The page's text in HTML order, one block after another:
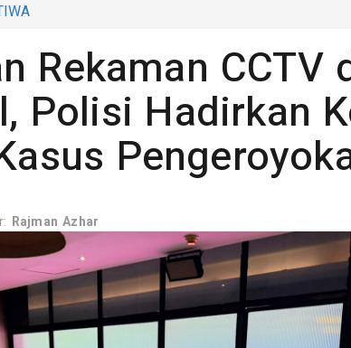
Rekaman CCTV
Polisi Hadirkan
Rajman Azhar